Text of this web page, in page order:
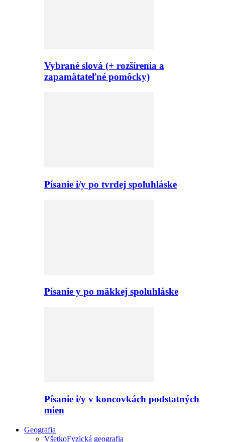
Vybrané slová (+ rozšírenia a
zapamätateľné pomôcky)
Písanie i/y po tvrdej spoluhláske
Písanie y po mäkkej spoluhláske
Písanie i/y v koncovkách podstatných
mien
Geografia
VšetkoFyzická geografia